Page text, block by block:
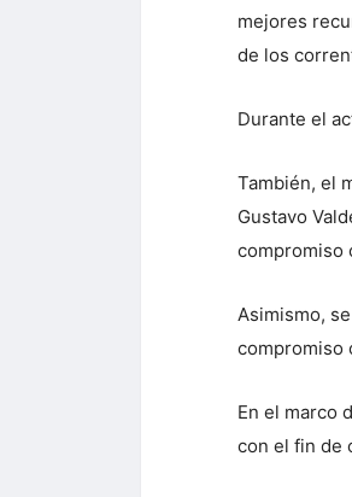
mejores
de los
Durante el
También, el
Gustavo
compromiso
Asimismo,
compromiso
En el marco
con el fin de